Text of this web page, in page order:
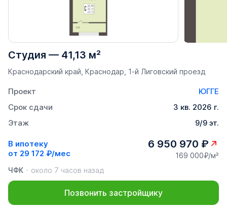
Студия — 41,13 м²
Краснодарский край, Краснодар, 1-й Лиговский проезд
Проект
ЮГГЕ
Срок сдачи
3 кв. 2026 г.
Этаж
9/9 эт.
В ипотеку
от 29 172 ₽/мес
6 950 970 ₽
169 000₽/м²
ЧФК
около 7 часов назад
Позвонить застройщику